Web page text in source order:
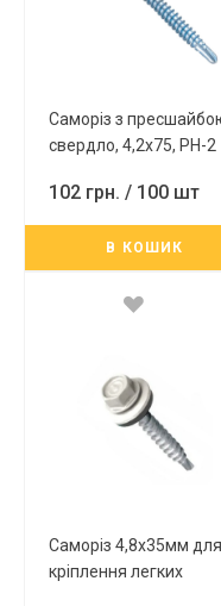
Саморiз з
свердло, 4,2x75, РН-2
102 грн. / 100 шт
В КОШИК
Саморіз 4,8x35мм для
кріплення легких